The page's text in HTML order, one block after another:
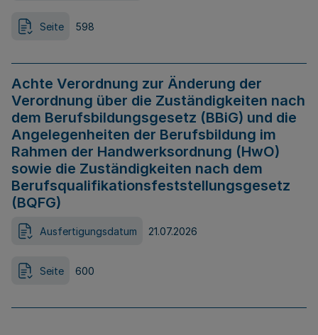
Seite 598
Achte Verordnung zur Änderung der
Verordnung über die Zuständigkeiten nach
dem Berufsbildungsgesetz (BBiG) und die
Angelegenheiten der Berufsbildung im
Rahmen der Handwerksordnung (HwO)
sowie die Zuständigkeiten nach dem
Berufsqualifikationsfeststellungsgesetz
(BQFG)
Ausfertigungsdatum 21.07.2026
Seite 600